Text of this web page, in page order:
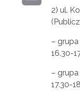
E
2) ul.
–
16.30-
–
17.30-